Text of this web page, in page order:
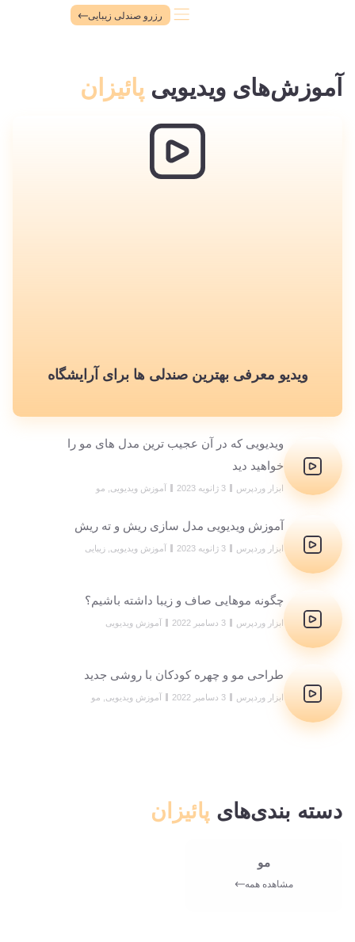
رزرو صندلی زیبایی
آموزش‌های ویدیویی پائیزان
ویدیو معرفی بهترین صندلی ها برای آرایشگاه
ویدیویی که در آن عجیب ترین مدل های مو را
خواهید دید
ابزار وردپرس 3 ژانویه 2023 آموزش ویدیویی مو
آموزش ویدیویی مدل سازی ریش و ته ریش
ابزار وردپرس 3 ژانویه 2023 آموزش ویدیویی زیبایی
چگونه مو‌هایی صاف و زیبا داشته باشیم؟
ابزار وردپرس 3 دسامبر 2022 آموزش ویدیویی
طراحی مو و چهره کودکان با روشی جدید
ابزار وردپرس 3 دسامبر 2022 آموزش ویدیویی مو
دسته بندی‌های پائیزان
مو
مشاهده همه